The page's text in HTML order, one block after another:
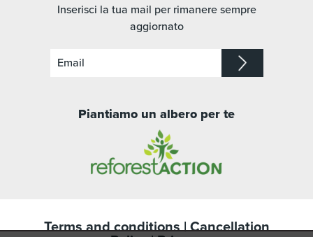
Inserisci la tua mail per rimanere sempre
aggiornato
Piantiamo un albero per te
Terms and conditions|Cancellation